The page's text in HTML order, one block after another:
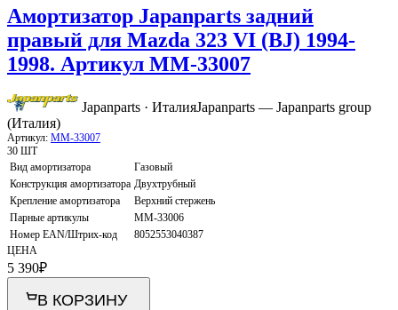
Амортизатор Japanparts задний
правый для Mazda 323 VI (BJ) 1994-
1998. Артикул MM-33007
Japanparts · ИталияJapanparts — Japanparts group
(Италия)
Артикул: MM-33007
30 ШТ
Вид амортизатора
Газовый
Конструкция амортизатора Двухтрубный
Крепление амортизатора
Верхний стержень
Парные артикулы
MM-33006
Номер EAN/Штрих-код
8052553040387
ЦЕНА
5 390₽
В КОРЗИНУ